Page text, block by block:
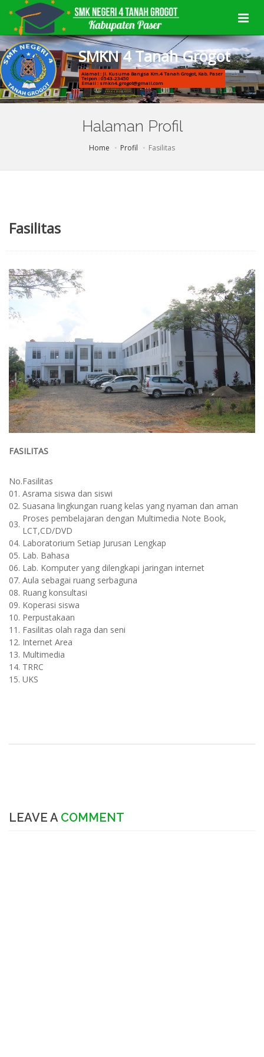
SMKN 4 Tanah Grogot
Alamat : Jl. Kusuma Bangsa Km.4 Tanah Grogot, Kab. Paser
Telpon : 0543-23450
Email : smkn4.grogot@gmail.com
Halaman Profil
Home Profil Fasilitas
Fasilitas
FASILITAS
No.Fasilitas
01. Asrama siswa dan siswi
02. Suasana lingkungan ruang kelas yang nyaman dan aman
03.
Proses pembelajaran dengan Multimedia Note Book,
LCT,CD/DVD
04. Laboratorium Setiap Jurusan Lengkap
05. Lab. Bahasa
06. Lab. Komputer yang dilengkapi jaringan internet
07. Aula sebagai ruang serbaguna
08. Ruang konsultasi
09. Koperasi siswa
10. Perpustakaan
11. Fasilitas olah raga dan seni
12. Internet Area
13. Multimedia
14. TRRC
15. UKS
LEAVE A COMMENT